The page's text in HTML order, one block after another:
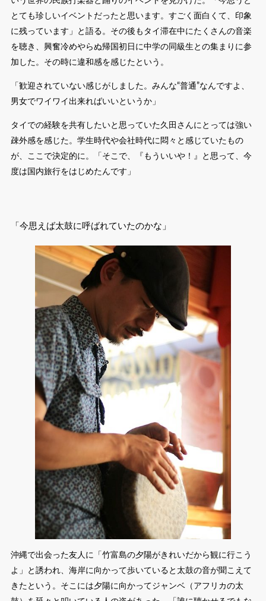
とても珍しいイベントだったと思います。すごく面白くて、印象
に残っています」と語る。その後もタイ滞在中にたくさんの音楽
を聴き、興奮冷めやらぬ帰国初日に中学の同級生との集まりに参
加した。その時に違和感を感じたという。
「歓迎されていない感じがしました。みんな“普通”なんですよ、
男女でワイワイ出来ればいいというか」
タイでの経験を共有したいと思っていた久田さんにとっては強い
疎外感を感じた。学生時代や会社時代に悶々と感じていたもの
が、ここで決定的に。「そこで、『もういいや！』と思って、今
度は国内旅行をはじめたんです」
「今思えば太鼓に呼ばれていたのかな」
沖縄で出会った友人に「竹富島の夕陽がきれいだから観に行こう
よ」と誘われ、海岸に向かって歩いていると太鼓の音が聞こえて
きたという。そこには夕陽に向かってジャンベ（アフリカの太